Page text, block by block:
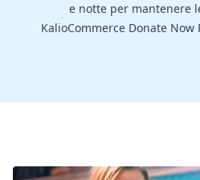
e notte per mantenere
KalioCommerce Donate